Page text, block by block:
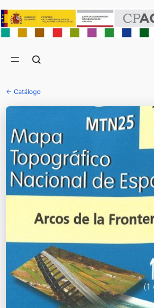
← Catálogo